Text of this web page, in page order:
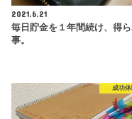
2021.6.21
毎日貯金を１年間続け、得
事。
成功